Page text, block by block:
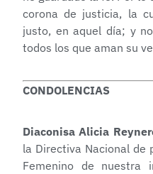
corona de justicia, la
justo, en aquel día; y
todos los que aman su
CONDOLENCIAS
Diaconisa Alicia
la Directiva Nacional de
Femenino de nuestra